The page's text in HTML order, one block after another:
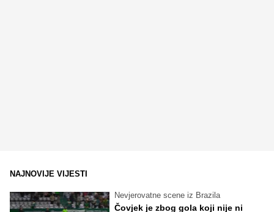
NAJNOVIJE VIJESTI
Nevjerovatne scene iz Brazila
Čovjek je zbog gola koji nije ni